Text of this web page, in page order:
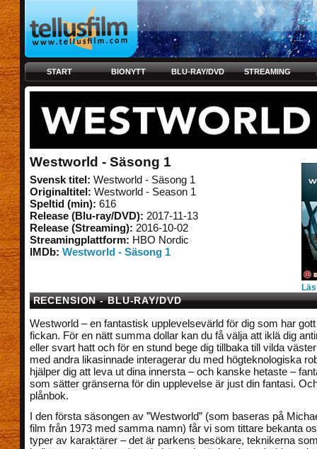
START BIONYTT BLU-RAY/DVD STREAMING
Westworld - Säsong 1
Svensk titel: Westworld - Säsong 1
Originaltitel: Westworld - Season 1
Speltid (min): 616
Release (Blu-ray/DVD): 2017-11-13
Release (Streaming): 2016-10-02
Streamingplattform: HBO Nordic
IMDb: Westworld - Säsong 1
RECENSION - BLU-RAY/DVD
Westworld – en fantastisk upplevelsevärld för dig som har
fickan. För en nätt summa dollar kan du få välja att iklä dig
eller svart hatt och för en stund bege dig tillbaka till vilda
med andra likasinnade interagerar du med högteknologiska
hjälper dig att leva ut dina innersta – och kanske hetaste –
som sätter gränserna för din upplevelse är just din fantasi.
plånbok.
I den första säsongen av ”Westworld” (som baseras på
film från 1973 med samma namn) får vi som tittare bekanta
typer av karaktärer – det är parkens besökare, teknikerna